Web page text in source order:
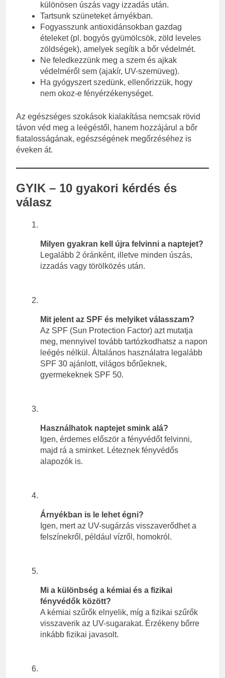
különösen úszás vagy izzadás után.
Tartsunk szüneteket árnyékban.
Fogyasszunk antioxidánsokban gazdag
ételeket (pl. bogyós gyümölcsök, zöld leveles
zöldségek), amelyek segítik a bőr védelmét.
Ne feledkezzünk meg a szem és ajkak
védelméről sem (ajakír, UV-szemüveg).
Ha gyógyszert szedünk, ellenőrizzük, hogy
nem okoz-e fényérzékenységet.
Az egészséges szokások kialakítása nemcsak rövid
távon véd meg a leégéstől, hanem hozzájárul a bőr
fiatalosságának, egészségének megőrzéséhez is
éveken át.
GYIK – 10 gyakori kérdés és
válasz
Milyen gyakran kell újra felvinni a naptejet?
Legalább 2 óránként, illetve minden úszás,
izzadás vagy törölközés után.
Mit jelent az SPF és melyiket válasszam?
Az SPF (Sun Protection Factor) azt mutatja
meg, mennyivel tovább tartózkodhatsz a napon
leégés nélkül. Általános használatra legalább
SPF 30 ajánlott, világos bőrűeknek,
gyermekeknek SPF 50.
Használhatok naptejet smink alá?
Igen, érdemes először a fényvédőt felvinni,
majd rá a sminket. Léteznek fényvédős
alapozók is.
Árnyékban is le lehet égni?
Igen, mert az UV-sugárzás visszaverődhet a
felszínekről, például vízről, homokról.
Mi a különbség a kémiai és a fizikai
fényvédők között?
A kémiai szűrők elnyelik, míg a fizikai szűrők
visszaverik az UV-sugarakat. Érzékeny bőrre
inkább fizikai javasolt.